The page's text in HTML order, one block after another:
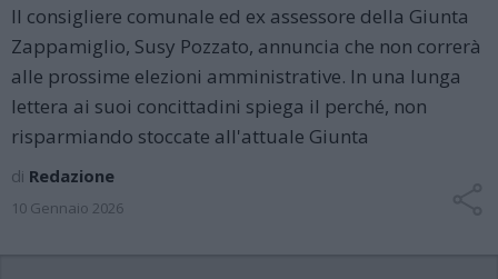
Il consigliere comunale ed ex assessore della Giunta
Zappamiglio, Susy Pozzato, annuncia che non correrà
alle prossime elezioni amministrative. In una lunga
lettera ai suoi concittadini spiega il perché, non
risparmiando stoccate all'attuale Giunta
di Redazione
10 Gennaio 2026